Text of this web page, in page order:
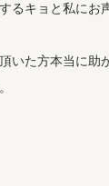
るキョと私にお
いた方本当に助